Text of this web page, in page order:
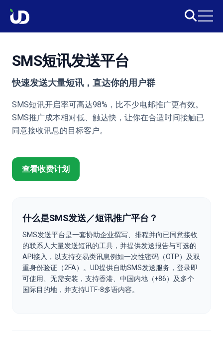
SMS短讯发送平台
快速发送大量短讯，直达你的用户群
SMS短讯开启率可高达98%，比不少电邮推广更有效。
SMS推广成本相对低、触达快，让你在合适时间接触已
同意接收讯息的目标客户。
查看收费计划
什么是SMS发送／短讯推广平台？
SMS发送平台是一套协助企业撰写、排程并向已同意接收
的联系人大量发送短讯的工具，并提供发送报告与可选的
API接入，以支持交易类讯息例如一次性密码（OTP）及双
重身份验证（2FA）。UD提供自助SMS发送服务，登录即
可使用、无需安装，支持香港、中国内地（+86）及多个
国际目的地，并支持UTF-8多语内容。